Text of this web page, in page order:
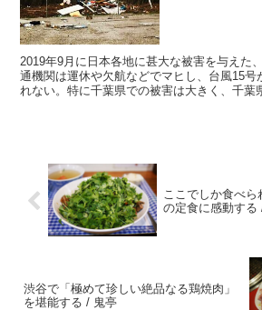
2019年9月に日本各地に甚大な被害を与えた
通機関は運休や欠航などでマヒし、台風15号
れない。特に千葉県での被害は大きく、千葉
ここでしか食べら
の定食に感動する
渋谷で「極めて珍しい絶品なる鶏焼肉」
を堪能する / 鬼亭